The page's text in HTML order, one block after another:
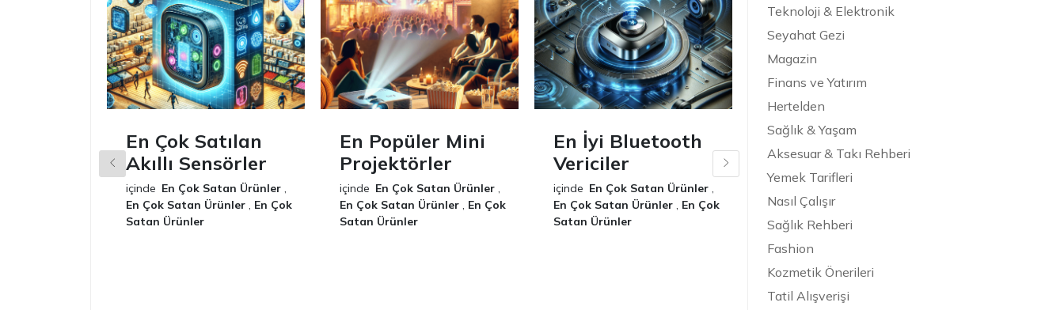
En Çok Satılan
Akıllı Sensörler
içinde En Çok Satan Ürünler ,
En Çok Satan Ürünler , En Çok
Satan Ürünler
En Popüler Mini
Projektörler
içinde En Çok Satan Ürünler ,
En Çok Satan Ürünler , En Çok
Satan Ürünler
En İyi Bluetooth
Vericiler
içinde En Çok Satan Ürünler ,
En Çok Satan Ürünler , En Çok
Satan Ürünler
Fenomenlerin
Tercihi Giyilebilir
Kameralar
içinde En Çok Satan Ürünler
En Çok Satan Ürünler
Satan Ürünler
Teknoloji & Elektronik
Seyahat Gezi
Magazin
Finans ve Yatırım
Hertelden
Sağlık & Yaşam
Aksesuar & Takı Rehberi
Yemek Tarifleri
Nasıl Çalışır
Sağlık Rehberi
Fashion
Kozmetik Önerileri
Tatil Alışverişi